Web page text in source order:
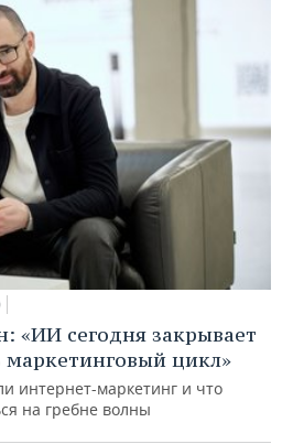
«ИИ сегодня закрывает
маркетинговый цикл»
интернет-маркетинг и что
на гребне волны